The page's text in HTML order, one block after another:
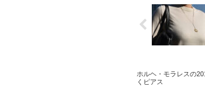
ホルヘ・モラレスの
くピアス